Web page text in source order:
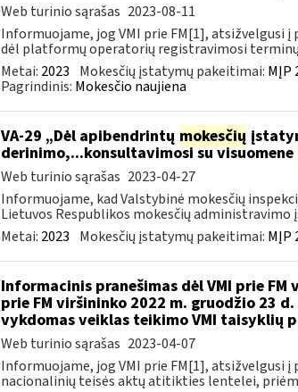
Web turinio sąrašas 2023-08-11
Informuojame, jog VMI prie FM[1], atsižvelgusi
dėl platformų operatorių registravimosi
Metai: 2023 Mokesčių įstatymų pakeitimai: MĮP
Pagrindinis: Mokesčio naujiena
VA-29 „Dėl apibendrintų mokesčių
derinimo,...konsultavimosi su visuomene
Web turinio sąrašas 2023-04-27
Informuojame, kad Valstybinė mokesčių
Lietuvos Respublikos mokesčių administravimo
Metai: 2023 Mokesčių įstatymų pakeitimai: MĮP
Informacinis pranešimas dėl VMI prie FM
prie FM viršininko 2022 m. gruodžio 23
vykdomas veiklas teikimo VMI taisyklių
Web turinio sąrašas 2023-04-07
Informuojame, jog VMI prie FM[1], atsižvelgusi
nacionalinių teisės aktų atitikties lentelei,